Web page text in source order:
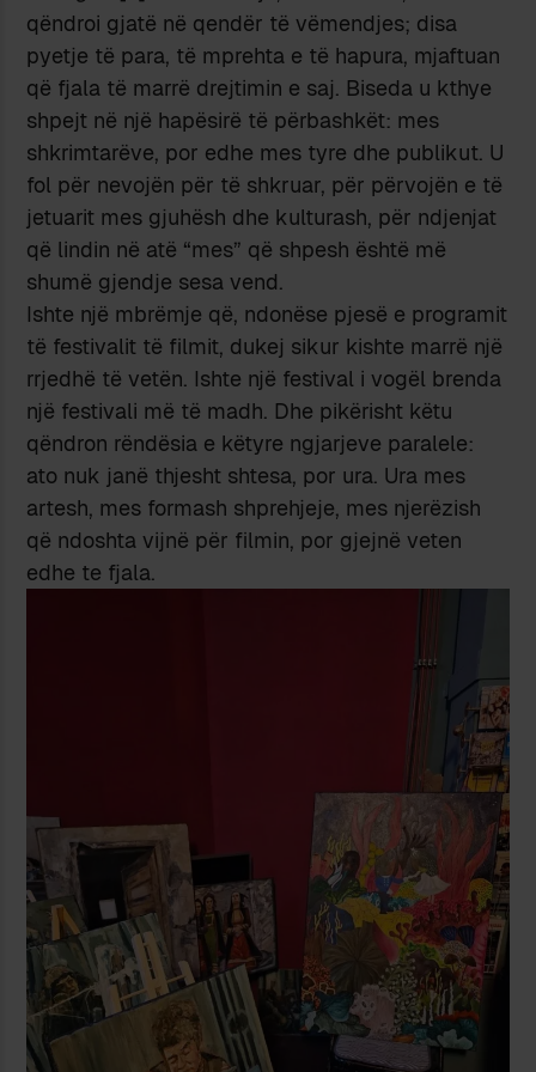
qëndroi gjatë në qendër të vëmendjes; disa
pyetje të para, të mprehta e të hapura, mjaftuan
që fjala të marrë drejtimin e saj. Biseda u kthye
shpejt në një hapësirë të përbashkët: mes
shkrimtarëve, por edhe mes tyre dhe publikut. U
fol për nevojën për të shkruar, për përvojën e të
jetuarit mes gjuhësh dhe kulturash, për ndjenjat
që lindin në atë “mes” që shpesh është më
shumë gjendje sesa vend.
Ishte një mbrëmje që, ndonëse pjesë e programit
të festivalit të filmit, dukej sikur kishte marrë një
rrjedhë të vetën. Ishte një festival i vogël brenda
një festivali më të madh. Dhe pikërisht këtu
qëndron rëndësia e këtyre ngjarjeve paralele:
ato nuk janë thjesht shtesa, por ura. Ura mes
artesh, mes formash shprehjeje, mes njerëzish
që ndoshta vijnë për filmin, por gjejnë veten
edhe te fjala.